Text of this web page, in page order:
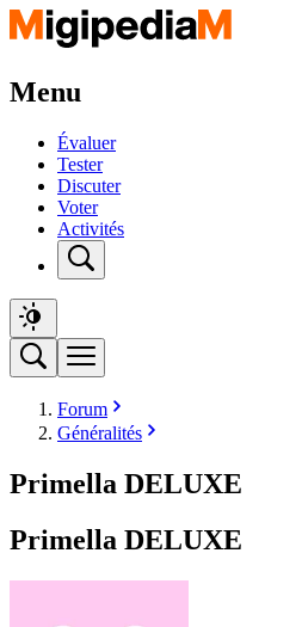
Menu
Évaluer
Tester
Discuter
Voter
Activités
Forum
Généralités
Primella DELUXE
Primella DELUXE